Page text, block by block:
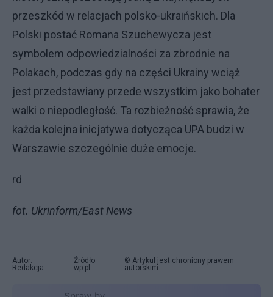
przeszkód w relacjach polsko-ukraińskich. Dla
Polski postać Romana Szuchewycza jest
symbolem odpowiedzialności za zbrodnie na
Polakach, podczas gdy na części Ukrainy wciąż
jest przedstawiany przede wszystkim jako bohater
walki o niepodległość. Ta rozbieżność sprawia, że
każda kolejna inicjatywa dotycząca UPA budzi w
Warszawie szczególnie duże emocje.
rd
fot. Ukrinform/East News
Autor:
Redakcja
Źródło:
wp.pl
© Artykuł jest chroniony prawem
autorskim.